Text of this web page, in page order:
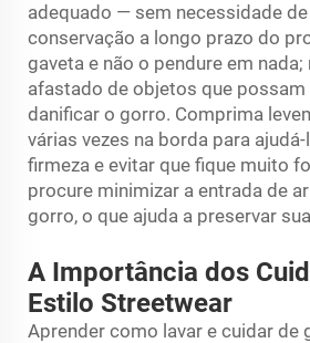
adequado — sem necessidade de
conservação a longo prazo do
gaveta e não o pendure em nada;
afastado de objetos que
danificar o gorro. Comprima
várias vezes na borda para
firmeza e evitar que fique muito
procure minimizar a entrada de
gorro, o que ajuda a preservar
A Importância dos
Estilo Streetwear
Aprender como lavar e cuidar de